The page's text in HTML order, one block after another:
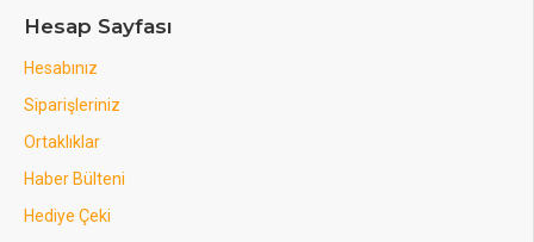
Hesap Sayfası
Hesabınız
Siparişleriniz
Ortaklıklar
Haber Bülteni
Hediye Çeki